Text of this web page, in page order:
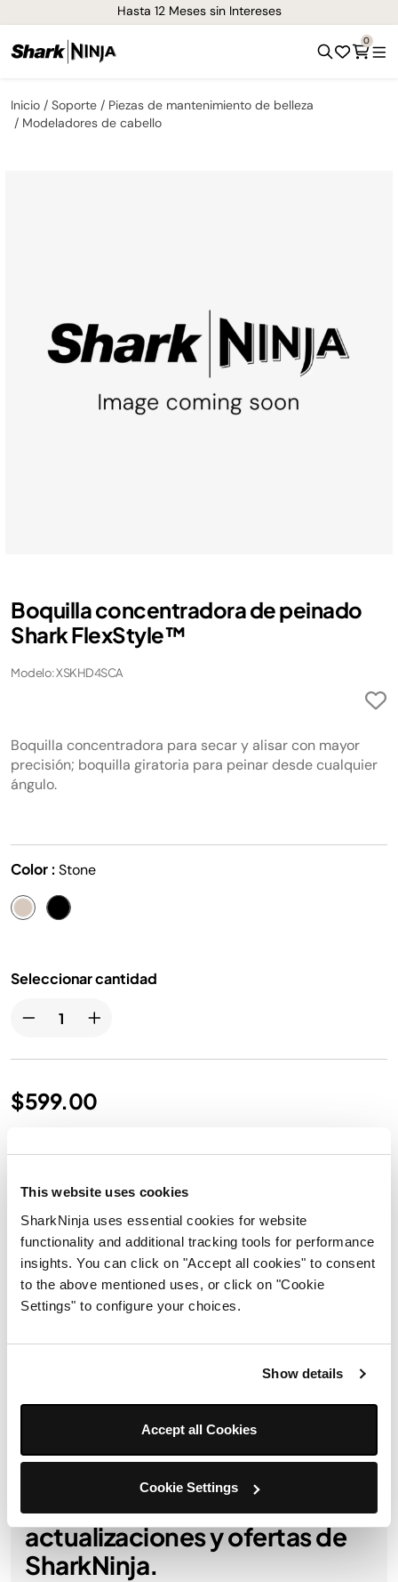
This website uses cookies
SharkNinja uses essential cookies for website
functionality and additional tracking tools for performance
insights. You can click on "Accept all cookies" to consent
to the above mentioned uses, or click on "Cookie
Settings" to configure your choices.
Show details
Accept all Cookies
Cookie Settings
Hasta 12 Meses sin Intereses
0
Inicio Soporte
Piezas de mantenimiento de belleza
Modeladores de cabello
Boquilla concentradora de peinado
Shark FlexStyle™
Modelo: XSKHD4SCA
Boquilla concentradora para secar y alisar con mayor
precisión; boquilla giratoria para peinar desde cualquier
ángulo.
Color : Stone
Seleccionar cantidad
$599.00
Detalles del producto
En la caja
Envíos y devoluciones
Obtén 10 % de descuento al
registrarte para recibir
actualizaciones y ofertas de
SharkNinja.